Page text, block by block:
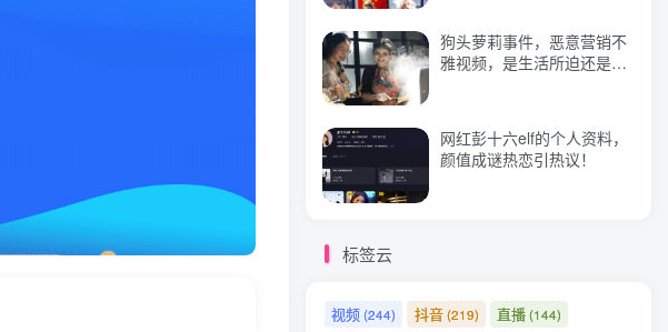
热门文章
1 本地同城生活推广投流实战课：通识篇+实操篇+技巧篇！
2 什么是无效社交
3 今年最惨的两个行业，学会自救
5 微信视频号变现指南：独家养号技术+视频制作+快速上热门+提高转化
6 0成本日入50-150可矩阵头条西瓜音乐号实战（视频教程+配套资料软件）
狗头萝莉事件，恶意营销不
雅视频，是生活所迫还是故
网红彭十六elf的个人资料，
颜值成谜热恋引热议！
标签云
视频(244) 抖音(219) 直播(144)